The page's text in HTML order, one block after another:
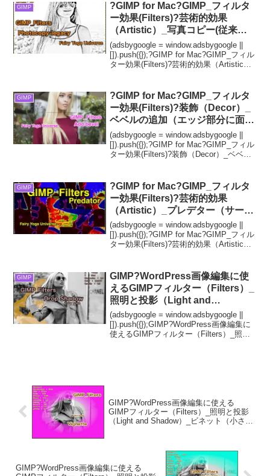
GIMP
?GIMP for Mac?GIMP_フィルタ
ー効果(Filters)?芸術的効果
（Artistic）_写真コピー(従来版)
【Photocopy(legacy)】続**6篇_
黒の割合?
(adsbygoogle = window.adsbygoogle ||
[]).push({});?GIMP for Mac?GIMP_フィル
ター効果(Filters)?芸術的効果（Artistic）_
GIMP
?GIMP for Mac?GIMP_フィルタ
ー効果(Filters)?装飾（Decor）_
ベベルの追加（エッジ部分に面を
追加）【Add bevel】続**3篇_厚
さ②?
(adsbygoogle = window.adsbygoogle ||
[]).push({});?GIMP for Mac?GIMP_フィル
ター効果(Filters)?装飾（Decor）_ベベル
GIMP
?GIMP for Mac?GIMP_フィルタ
ー効果(Filters)?芸術的効果
（Artistic）_プレデター（サーモ
グラフィー画像処理）
【Predator】続**7篇_❎ピクセル
化_ピクセル量?
(adsbygoogle = window.adsbygoogle ||
[]).push({});?GIMP for Mac?GIMP_フィル
ター効果(Filters)?芸術的効果（Artistic）_
GIMP
GIMP?WordPress画像編集に使
えるGIMPフィルター（Filters）_
照明と投影（Light and
Shadow）_ドロップシャドウ
【Drop Shadow】続**3篇?
GIMP_Filters効果?GIMP for Mac
(adsbygoogle = window.adsbygoogle ||
[]).push({});GIMP?WordPress画像編集に
使えるGIMPフィルター（Filters）_照明
GIMP?WordPress画像編集に使える
GIMPフィルター（Filters）_照明と投影
（Light and Shadow）_ビネット（小さな
GIMP?WordPress画像編集に使える